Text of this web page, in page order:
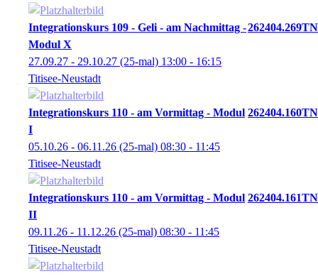
Integrationskurs 109 - Geli - am Nachmittag -
Modul X
262404.269TN
27.09.27 - 29.10.27 (25-mal) 13:00 - 16:15
Titisee-Neustadt
Integrationskurs 110 - am Vormittag - Modul
I
262404.160TN
05.10.26 - 06.11.26 (25-mal) 08:30 - 11:45
Titisee-Neustadt
Integrationskurs 110 - am Vormittag - Modul
II
262404.161TN
09.11.26 - 11.12.26 (25-mal) 08:30 - 11:45
Titisee-Neustadt